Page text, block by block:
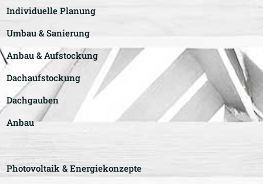
Individuelle Planung
Umbau & Sanierung
Anbau & Aufstockung
Dachaufstockung
Dachgauben
Anbau
Photovoltaik & Energiekonzepte